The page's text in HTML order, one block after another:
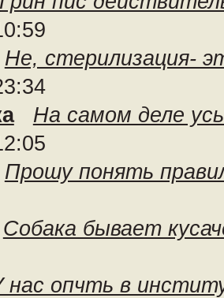
Не, стерилизация-
На самом деле
Прошу понять
Собака бывает
нас опчть в